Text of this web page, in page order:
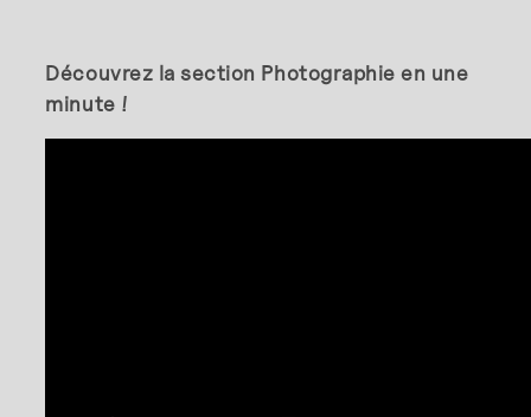
Découvrez la section Photographie en une
minute !